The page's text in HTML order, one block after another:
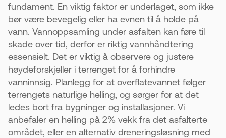
fundament. En viktig faktor er underlaget, som ikke
bør være bevegelig eller ha evnen til å holde på
vann. Vannoppsamling under asfalten kan føre til
skade over tid, derfor er riktig vannhåndtering
essensielt. Det er viktig å observere og justere
høydeforskjeller i terrenget for å forhindre
vanninnsig. Planlegg for at overflatevannet følger
terrengets naturlige helling, og sørger for at det
ledes bort fra bygninger og installasjoner. Vi
anbefaler en helling på 2% vekk fra det asfalterte
området, eller en alternativ dreneringsløsning med